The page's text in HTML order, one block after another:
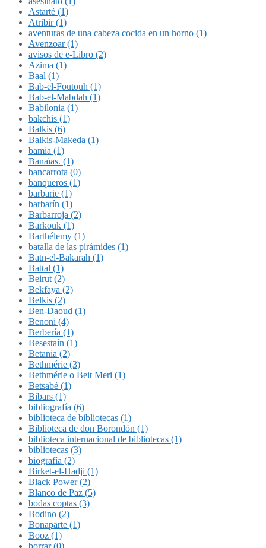
Astarté (1)
Atribir (1)
aventuras de una cabeza cocida en un horno (1)
Avenzoar (1)
avisos de e-Libro (2)
Azima (1)
Baal (1)
Bab-el-Foutouh (1)
Bab-el-Mabdah (1)
Babilonia (1)
bakchis (1)
Balkis (6)
Balkis-Makeda (1)
bamia (1)
Banaïas. (1)
bancarrota (0)
banqueros (1)
barbarie (1)
barbarín (1)
Barbarroja (2)
Barkouk (1)
Barthélemy (1)
batalla de las pirámides (1)
Batn-el-Bakarah (1)
Battal (1)
Beirut (2)
Bekfaya (2)
Belkis (2)
Ben-Daoud (1)
Benoni (4)
Berbería (1)
Besestaín (1)
Betania (2)
Bethmérie (3)
Bethmérie o Beit Meri (1)
Betsabé (1)
Bibars (1)
bibliografía (6)
biblioteca de bibliotecas (1)
Biblioteca de don Borondón (1)
biblioteca internacional de bibliotecas (1)
bibliotecas (3)
biografía (2)
Birket-el-Hadji (1)
Black Power (2)
Blanco de Paz (5)
bodas coptas (3)
Bodino (2)
Bonaparte (1)
Booz (1)
borrar (0)